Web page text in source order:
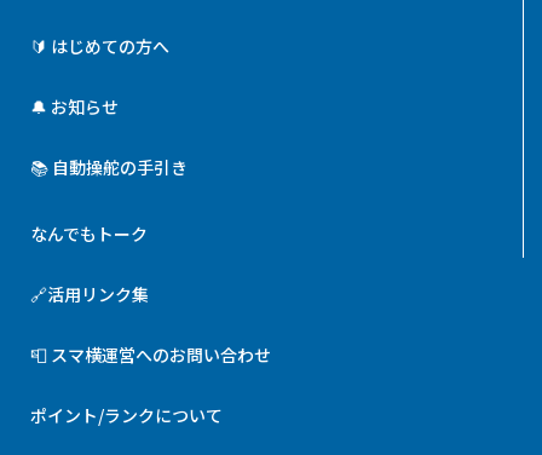
🔰 はじめての方へ
🔔 お知らせ
📚 自動操舵の手引き
なんでもトーク
🔗活用リンク集
📮 スマ横運営へのお問い合わせ
ポイント/ランクについて